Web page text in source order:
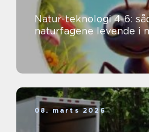
Natur-teknologi 4-6:
naturfagene levende i
08. marts 2026